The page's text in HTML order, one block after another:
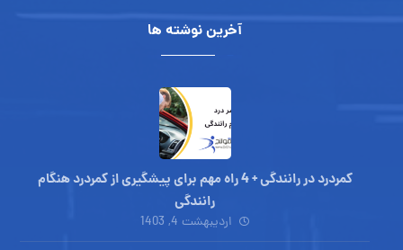
آخرین نوشته ها
کمردرد در رانندگی + 4 راه مهم برای پیشگیری از کمردرد هنگام
رانندگی
اردیبهشت 4, 1403